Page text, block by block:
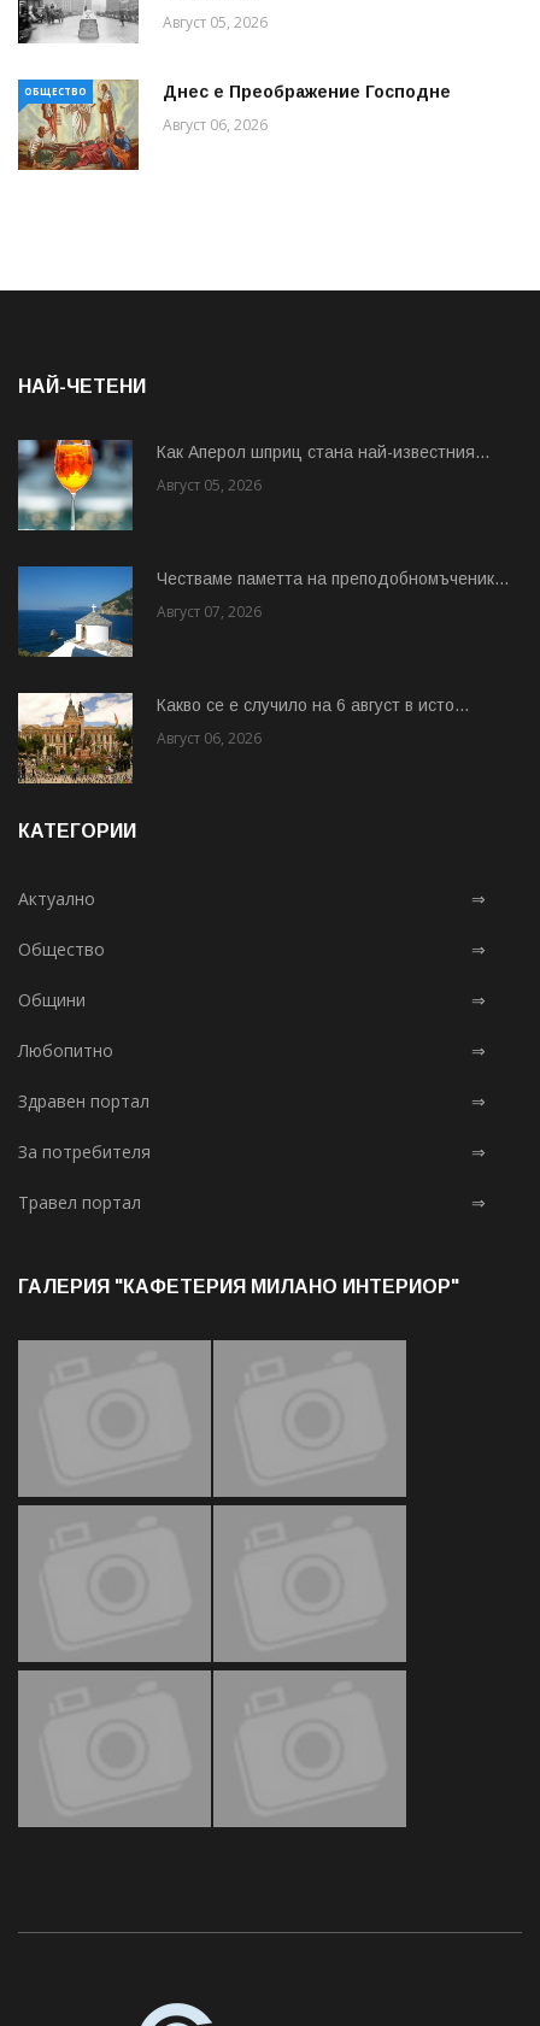
Август 05, 2026
ОБЩЕСТВО Днес е Преображение Господне
Август 06, 2026
НАЙ-ЧЕТЕНИ
Как Аперол шприц стана най-известния...
Август 05, 2026
Честваме паметта на преподобномъченик...
Август 07, 2026
Какво се е случило на 6 август в исто...
Август 06, 2026
КАТЕГОРИИ
Актуално ⇒
Общество ⇒
Общини ⇒
Любопитно ⇒
Здравен портал ⇒
За потребителя ⇒
Травел портал ⇒
ГАЛЕРИЯ "КАФЕТЕРИЯ МИЛАНО ИНТЕРИОР"